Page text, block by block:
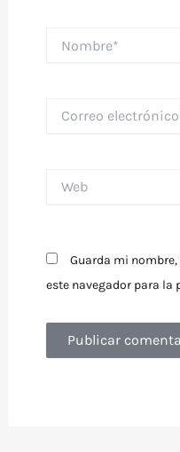
electrónico*
Guarda mi
este navegador para la